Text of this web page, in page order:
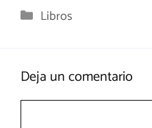
Categorías
Libros
Deja un comentario